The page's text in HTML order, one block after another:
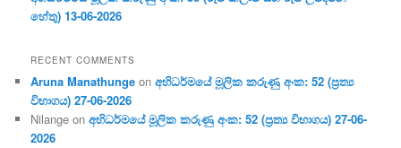
හේතු) 13-06-2026
RECENT COMMENTS
Aruna Manathunge onඅභිධර්මයේ මූලික කරුණු අංක: 52 (ප්‍ර‍ත්‍ය
විභාගය) 27-06-2026
Nilange onඅභිධර්මයේ මූලික කරුණු අංක: 52 (ප්‍ර‍ත්‍ය විභාගය) 27-06-
2026